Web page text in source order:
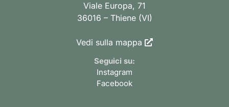
Viale Europa, 71
36016 – Thiene (VI)
Vedi sulla mappa
Seguici su:
Instagram
Facebook